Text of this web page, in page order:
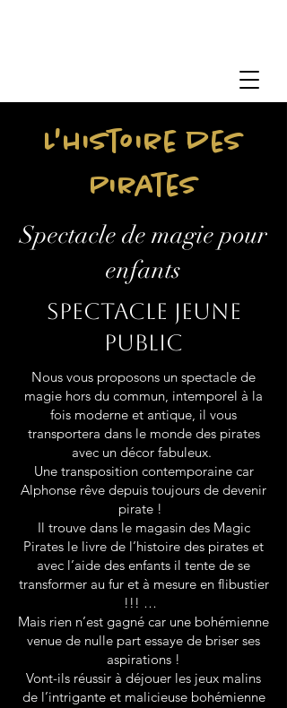
L'histoire des
Pirates
Spectacle de magie pour
enfants
Spectacle jeune
public
Nous vous proposons un spectacle de
magie hors du commun, intemporel à la
fois moderne et antique, il vous
transportera dans le monde des pirates
avec un décor fabuleux.
Une transposition contemporaine car
Alphonse rêve depuis toujours de devenir
pirate !
Il trouve dans le magasin des Magic
Pirates le livre de l’histoire des pirates et
avec l’aide des enfants il tente de se
transformer au fur et à mesure en flibustier
!!! …
Mais rien n’est gagné car une bohémienne
venue de nulle part essaye de briser ses
aspirations !
Vont-ils réussir à déjouer les jeux malins
de l’intrigante et malicieuse bohémienne